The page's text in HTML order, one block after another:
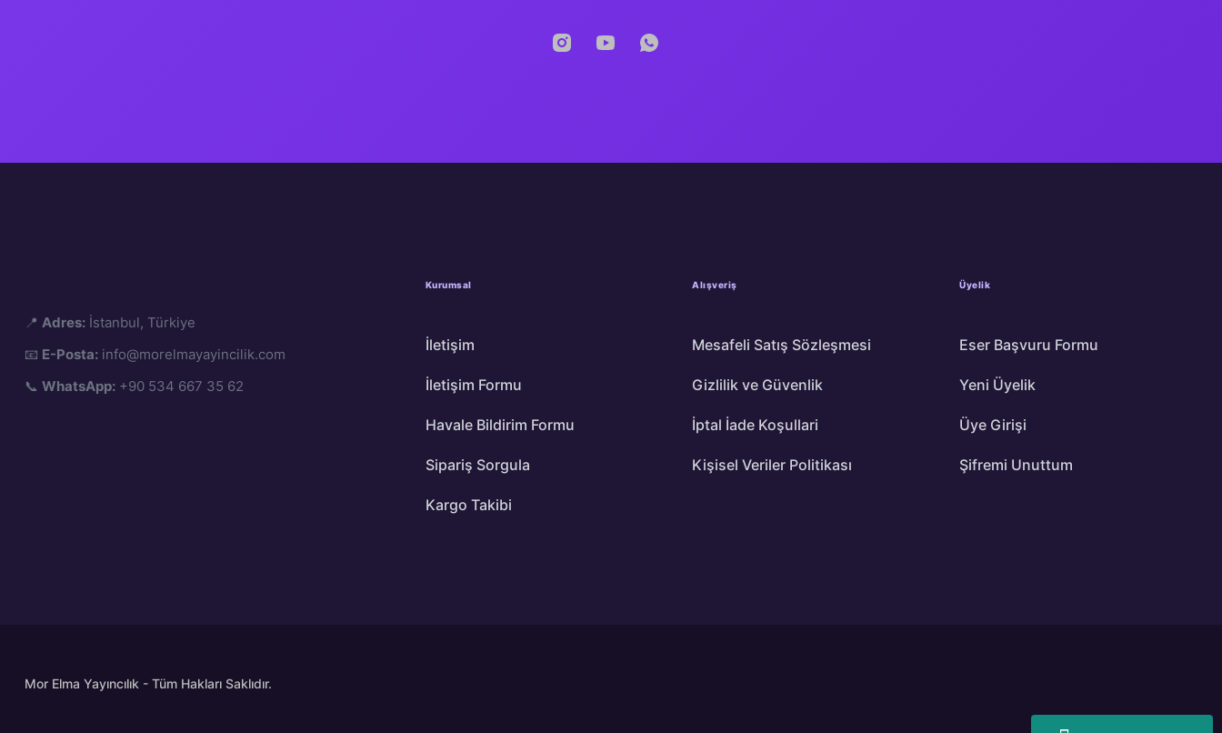
📍 Adres: İstanbul, Türkiye
📧 E-Posta: info@morelmayayincilik.com
📞 WhatsApp: +90 534 667 35 62
Kurumsal
İletişim
İletişim Formu
Havale Bildirim Formu
Sipariş Sorgula
Kargo Takibi
Alışveriş
Mesafeli Satış Sözleşmesi
Gizlilik ve Güvenlik
İptal İade Koşullari
Kişisel Veriler Politikası
Üyelik
Eser Başvuru Formu
Yeni Üyelik
Üye Girişi
Şifremi Unuttum
Mor Elma Yayıncılık - Tüm Hakları Saklıdır.